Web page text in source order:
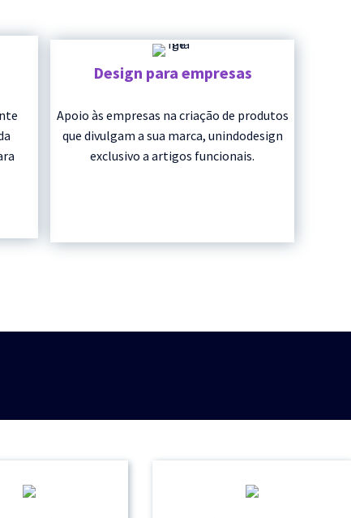
Design para empresas
Apoio às empresas na criação de produtos
que divulgam a sua marca, unindodesign
exclusivo a artigos funcionais.